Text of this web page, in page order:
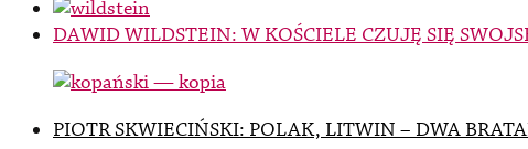
DAWID WILDSTEIN: W KOŚCIELE CZUJĘ SIĘ
PIOTR SKWIECIŃSKI: POLAK, LITWIN – DWA